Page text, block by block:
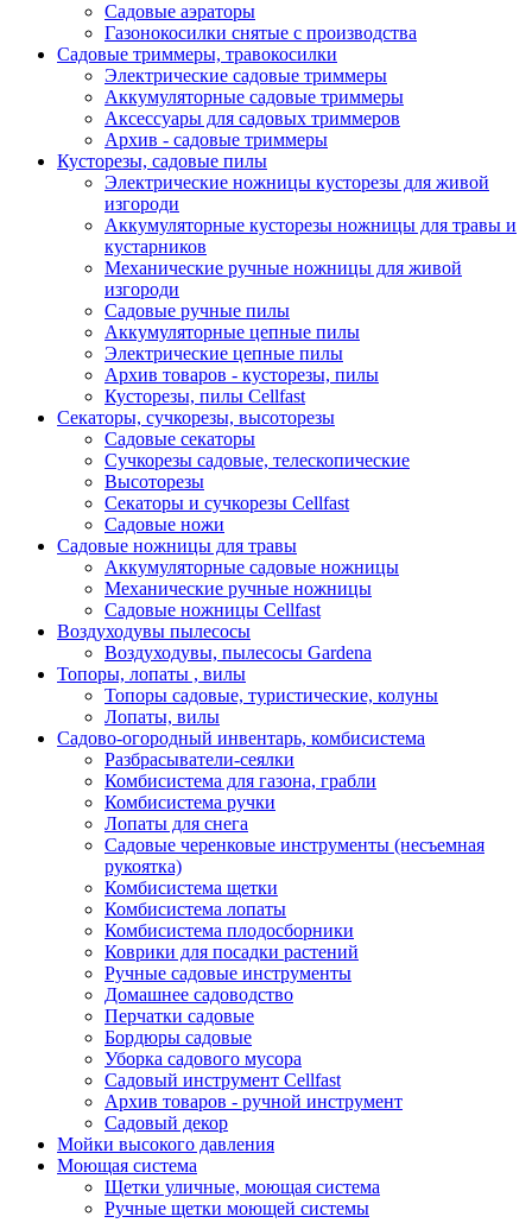
Садовые аэраторы
Газонокосилки снятые с производства
Садовые триммеры, травокосилки
Электрические садовые триммеры
Аккумуляторные садовые триммеры
Аксессуары для садовых триммеров
Архив - садовые триммеры
Кусторезы, садовые пилы
Электрические ножницы кусторезы для живой
изгороди
Аккумуляторные кусторезы ножницы для травы и
кустарников
Механические ручные ножницы для живой
изгороди
Садовые ручные пилы
Аккумуляторные цепные пилы
Электрические цепные пилы
Архив товаров - кусторезы, пилы
Кусторезы, пилы Cellfast
Секаторы, сучкорезы, высоторезы
Садовые секаторы
Сучкорезы садовые, телескопические
Высоторезы
Секаторы и сучкорезы Cellfast
Садовые ножи
Садовые ножницы для травы
Аккумуляторные садовые ножницы
Механические ручные ножницы
Садовые ножницы Cellfast
Воздуходувы пылесосы
Воздуходувы, пылесосы Gardena
Топоры, лопаты , вилы
Топоры садовые, туристические, колуны
Лопаты, вилы
Садово-огородный инвентарь, комбисистема
Разбрасыватели-сеялки
Комбисистема для газона, грабли
Комбисистема ручки
Лопаты для снега
Садовые черенковые инструменты (несъемная
рукоятка)
Комбисистема щетки
Комбисистема лопаты
Комбисистема плодосборники
Коврики для посадки растений
Ручные садовые инструменты
Домашнее садоводство
Перчатки садовые
Бордюры садовые
Уборка садового мусора
Садовый инструмент Cellfast
Архив товаров - ручной инструмент
Садовый декор
Мойки высокого давления
Моющая система
Щетки уличные, моющая система
Ручные щетки моющей системы